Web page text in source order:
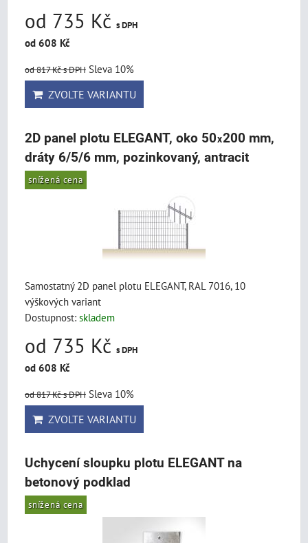
od 735 Kč s DPH
od 608 Kč
od 817 Kčs DPH Sleva 10%
ZVOLTE VARIANTU
2D panel plotu ELEGANT, oko 50x200 mm,
dráty 6/5/6 mm, pozinkovaný, antracit
snížená cena
Samostatný 2D panel plotu ELEGANT, RAL 7016, 10
výškových variant
Dostupnost: skladem
od 735 Kč s DPH
od 608 Kč
od 817 Kčs DPH Sleva 10%
ZVOLTE VARIANTU
Uchycení sloupku plotu ELEGANT na
betonový podklad
snížená cena